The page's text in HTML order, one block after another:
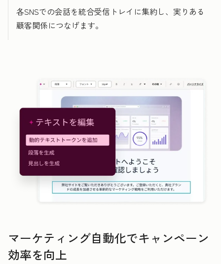
各SNSでの会話を統合受信トレイに集約し、実りある
顧客関係につなげます。
マーケティング自動化でキャンペーン
効率を向上